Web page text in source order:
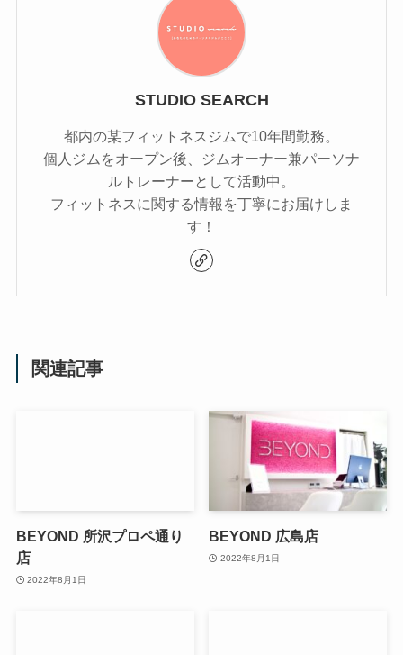
STUDIO SEARCH
都内の某フィットネスジムで10年間勤務。
個人ジムをオープン後、ジムオーナー兼パーソナ
ルトレーナーとして活動中。
フィットネスに関する情報を丁寧にお届けしま
す！
関連記事
BEYOND 所沢プロペ通り
店
2022年8月1日
BEYOND 広島店
2022年8月1日